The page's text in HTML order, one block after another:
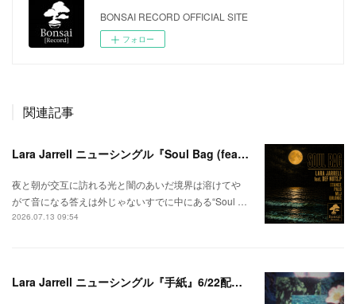
BONSAI RECORD OFFICIAL SITE
フォロー
関連記事
Lara Jarrell ニューシングル『Soul Bag (feat. Def Nuts.p)』配信スタート！
夜と朝が交互に訪れる光と闇のあいだ境界は溶けてや
がて音になる答えは外じゃないすでに中にある“Soul …
2026.07.13 09:54
Lara Jarrell ニューシングル『手紙』6/22配信スタート！